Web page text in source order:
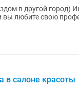
опытного повара европейской
вы любите свою
в салоне красоты